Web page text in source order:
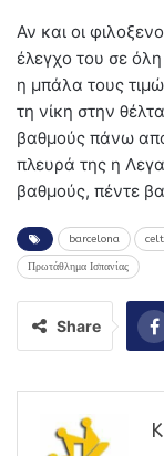
Αν και οι
έλεγχο του σε
η μπάλα τους
τη νίκη στην
βαθμούς πάνω
πλευρά της η
βαθμούς, πέντε
barcelona
Πρωτάθλημα Ισπανίας
Share